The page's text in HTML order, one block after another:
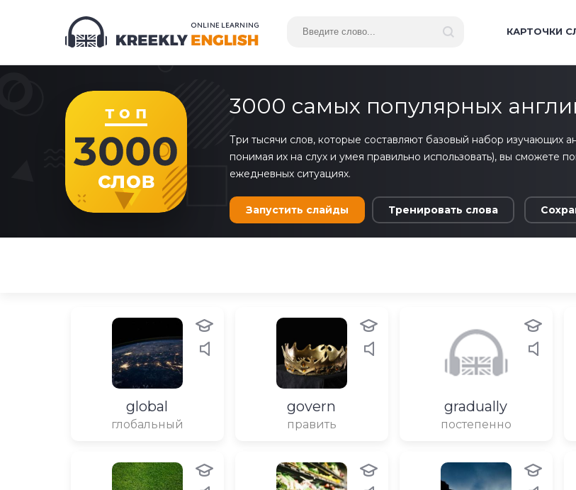
КАРТОЧКИ
3000 самых популярных
Три тысячи слов, которые составляют базовый набор изучающих
понимая их на слух и умея правильно использовать), вы сможете
ежедневных ситуациях.
Запустить слайды Тренировать слова
global
глобальный
govern
править
gradually
постепенно